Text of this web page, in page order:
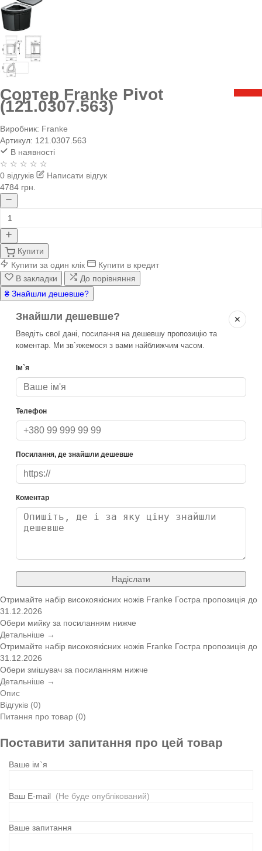
Сортер Franke Pivot
(121.0307.563)
Виробник: Franke
Артикул: 121.0307.563
В наявності
☆ ☆ ☆ ☆ ☆
0 відгуків
Написати відгук
4784 грн.
Купити
Купити за один клік
Купити в кредит
В закладки
До порівняння
₴ Знайшли дешевше?
✕
Знайшли дешевше?
Введіть свої дані, посилання на дешевшу пропозицію та
коментар. Ми зв`яжемося з вами найближчим часом.
Ім`я
Телефон
Посилання, де знайшли дешевше
Коментар
Надіслати
Отримайте набір високоякісних ножів Franke Гостра пропозиція до
31.12.2026
Обери мийку за посиланням нижче
Детальніше →
Отримайте набір високоякісних ножів Franke Гостра пропозиція до
31.12.2026
Обери змішувач за посиланням нижче
Детальніше →
Опис
Відгуків (0)
Питання про товар (0)
Поставити запитання про цей товар
Ваше ім`я
Ваш E-mail (Не буде опублікований)
Ваше запитання